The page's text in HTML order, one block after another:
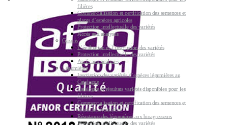
filières
Commercialisation et certification des semences et
plants d’espèces agricoles
Protection intellectuelle des variétés
Accès aux analyses
Gazons
L’évaluation et l’inscription des variétés
Protection intellectuelle des variétés
Accès aux analyses
Légumières
Inscription des variétés d’espèces légumières au
Catalogue
Catalogue et résultats variétés disponibles pour les
filières
Commercialisation et certification des semences et
plants de légumières
Résistance des légumières aux bioagresseurs
Protection intellectuelle des variétés